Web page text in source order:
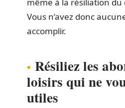
même à la résiliation
Vous n’avez donc
accomplir.
Résiliez les
loisirs qui ne
utiles